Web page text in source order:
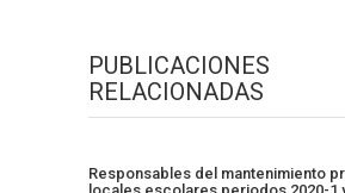
PUBLICACIONES
RELACIONADAS
Responsables del mantenimiento